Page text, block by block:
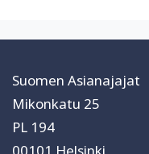
Suomen Asianajajat
Mikonkatu 25
PL 194
00101 Helsinki